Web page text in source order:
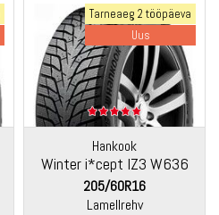
Tarneaeg 2 tööpäeva
Uus
Hankook
Winter i*cept IZ3 W636
205/60R16
Lamellrehv